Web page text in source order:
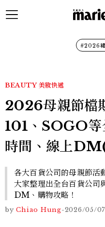
#2026
BEAUTY 美妝快遞
2026母親節檔
101、SOGO等
時間、線上
各大百貨公司的母親節活
大家整理出全台百貨公司
DM、購物攻略！
by Chiao Hung-2026/05/07